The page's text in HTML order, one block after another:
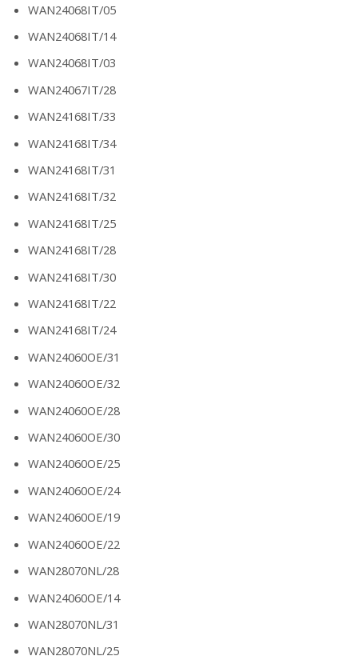
WAN24068IT/05
WAN24068IT/14
WAN24068IT/03
WAN24067IT/28
WAN24168IT/33
WAN24168IT/34
WAN24168IT/31
WAN24168IT/32
WAN24168IT/25
WAN24168IT/28
WAN24168IT/30
WAN24168IT/22
WAN24168IT/24
WAN24060OE/31
WAN24060OE/32
WAN24060OE/28
WAN24060OE/30
WAN24060OE/25
WAN24060OE/24
WAN24060OE/19
WAN24060OE/22
WAN28070NL/28
WAN24060OE/14
WAN28070NL/31
WAN28070NL/25